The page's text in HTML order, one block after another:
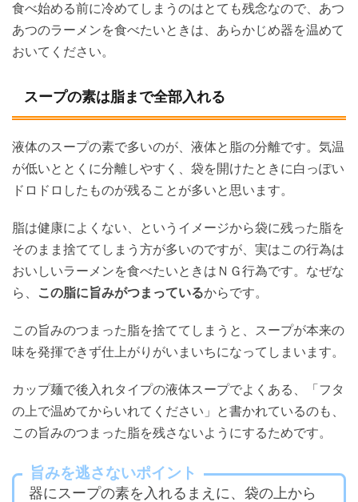
食べ始める前に冷めてしまうのはとても残念なので、あつ
あつのラーメンを食べたいときは、あらかじめ器を温めて
おいてください。
スープの素は脂まで全部入れる
液体のスープの素で多いのが、液体と脂の分離です。気温
が低いととくに分離しやすく、袋を開けたときに白っぽい
ドロドロしたものが残ることが多いと思います。
脂は健康によくない、というイメージから袋に残った脂を
そのまま捨ててしまう方が多いのですが、実はこの行為は
おいしいラーメンを食べたいときはＮＧ行為です。なぜな
ら、
この脂に旨みがつまっているからです。
この旨みのつまった脂を捨ててしまうと、スープが本来の
味を発揮できず仕上がりがいまいちになってしまいます。
カップ麺で後入れタイプの液体スープでよくある、「フタ
の上で温めてからいれてください」と書かれているのも、
この旨みのつまった脂を残さないようにするためです。
旨みを逃さないポイント
器にスープの素を入れるまえに、袋の上から